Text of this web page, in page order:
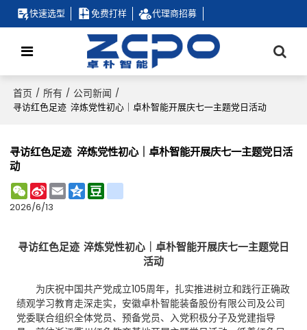
快速选型 免费打样 代理商招募
首页 / 所有 / 公司新闻 /
寻访红色足迹 淬炼党性初心｜卓朴智能开展庆七一主题党日活动
寻访红色足迹 淬炼党性初心｜卓朴智能开展庆七一主题党日活
动
WeChat
Sina
Weibo
EmailQzone
2026/6/13
寻访红色足迹 淬炼党性初心｜卓朴智能开展庆七一主题党日
活动
为庆祝中国共产党成立105周年，扎实推进树立和践行正确政
绩观学习教育走深走实，安徽卓朴智能装备股份有限公司及公司
党委联合组织全体党员、预备党员、入党积极分子及党建指导